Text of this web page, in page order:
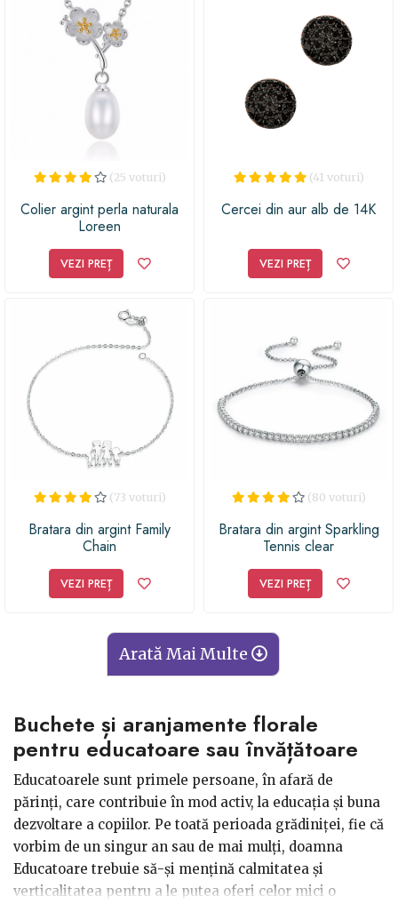
(25 voturi)
Colier argint perla naturala
Loreen
VEZI PREȚ
(41 voturi)
Cercei din aur alb de 14K
VEZI PREȚ
(73 voturi)
Bratara din argint Family
Chain
VEZI PREȚ
(80 voturi)
Bratara din argint Sparkling
Tennis clear
VEZI PREȚ
Arată Mai Multe
Buchete și aranjamente florale
pentru educatoare sau învățătoare
Educatoarele sunt primele persoane, în afară de
părinți, care contribuie în mod activ, la educația și buna
dezvoltare a copiilor. Pe toată perioada grădiniței, fie că
vorbim de un singur an sau de mai mulți, doamna
Educatoare trebuie să-și mențină calmitatea și
verticalitatea pentru a le putea oferi celor mici o